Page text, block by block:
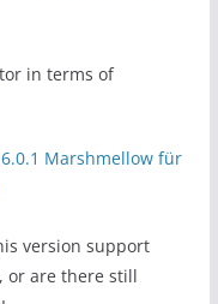
in terms of
Marshmellow für
version support
or are there still